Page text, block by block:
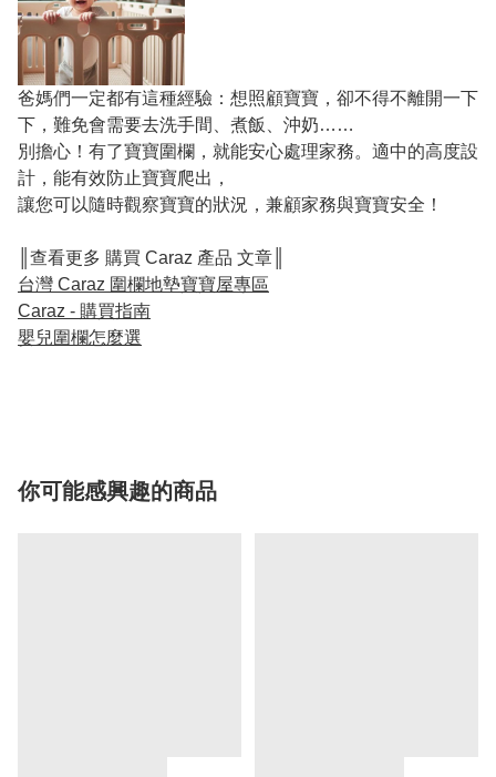
爸媽們一定都有這種經驗：想照顧寶寶，卻不得不離開一下
下，難免會需要去洗手間、煮飯、沖奶……
別擔心！有了寶寶圍欄，就能安心處理家務。適中的高度設
計，能有效防止寶寶爬出，
讓您可以隨時觀察寶寶的狀況，兼顧家務與寶寶安全！
║查看更多 購買 Caraz 產品 文章║
台灣 Caraz 圍欄地墊寶寶屋專區
Caraz - 購買指南
嬰兒圍欄怎麼選
你可能感興趣的商品